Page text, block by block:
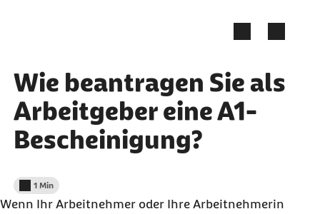
Wie beantragen Sie als
Arbeitgeber eine A1-
Bescheinigung?
Lesedauer weniger als
1 Min
Wenn Ihr Arbeitnehmer oder Ihre Arbeitnehmerin